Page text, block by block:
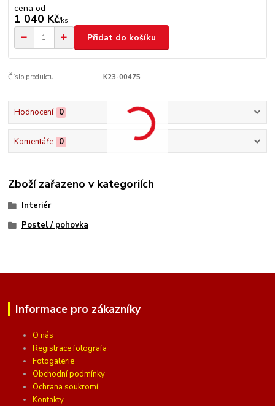
cena od
1 040 Kč/ks
Přidat do košíku
Číslo produktu: K23-00475
Hodnocení 0
Komentáře 0
Zboží zařazeno v kategoriích
Interiér
Postel / pohovka
Informace pro zákazníky
O nás
Registrace fotografa
Fotogalerie
Obchodní podmínky
Ochrana soukromí
Kontakty